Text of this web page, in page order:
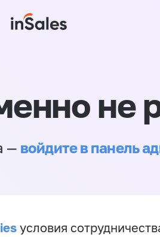
не
— войдите в панель
условия